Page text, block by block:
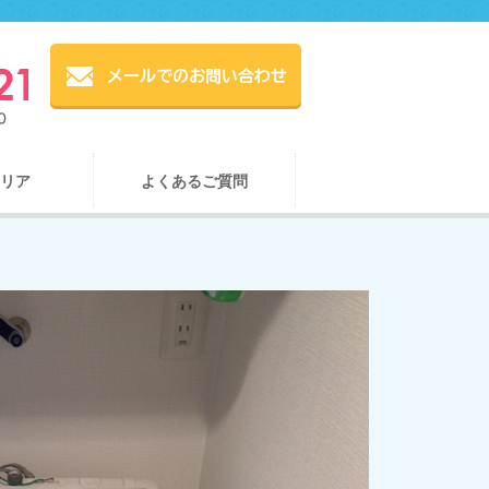
ア よくあるご質問